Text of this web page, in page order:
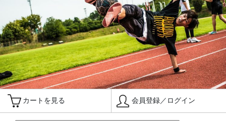
カートを見る 会員登録／ログイン